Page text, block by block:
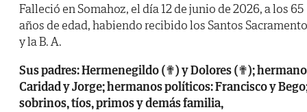
Falleció en Somahoz, el día 12 de junio de 2026, a los 65
años de edad, habiendo recibido los Santos
y la B. A.
Sus padres: Hermenegildo (✟) y Dolores (✟);
Caridad y Jorge; hermanos políticos: Francisco y
sobrinos, tíos, primos y demás familia,